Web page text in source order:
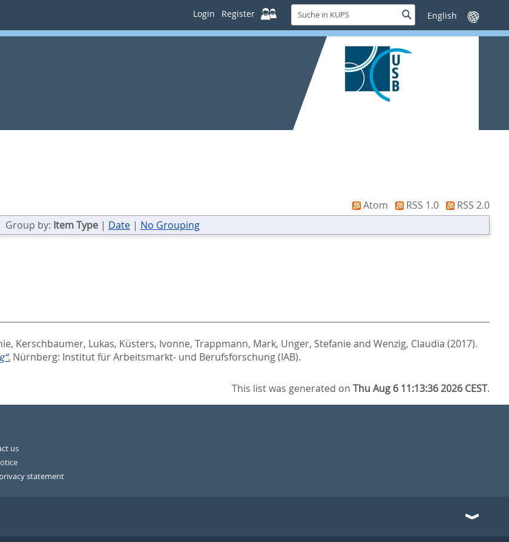
Login Register
Suche
in
KUPS
SucheSprache
wechseln
Atom RSS 1.0
RSS 2.0
Group by: Item Type| Date| No Grouping
, Kerschbaumer, Lukas, Küsters, Ivonne, Trappmann, Mark, Unger, Stefanie and Wenzig, Claudia (2017).
Nürnberg: Institut für Arbeitsmarkt- und Berufsforschung (IAB).
This list was generated onThu Aug 6 11:13:36 2026 CEST.
us
statement